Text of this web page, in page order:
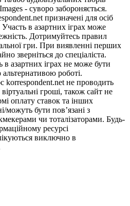
- суворо забороняється.
призначені для осіб
в азартних іграх може
Дотримуйтесь правил
гри. При виявленні перших
зверніться до спеціаліста.
азартних іграх не може бути
роботі.
korrespondent.net не проводить
гроші, також сайт не
оплату ставок та інших
можуть бути пов’язані з
чи тоталізаторами. Будь-
ресурсі
виключно в